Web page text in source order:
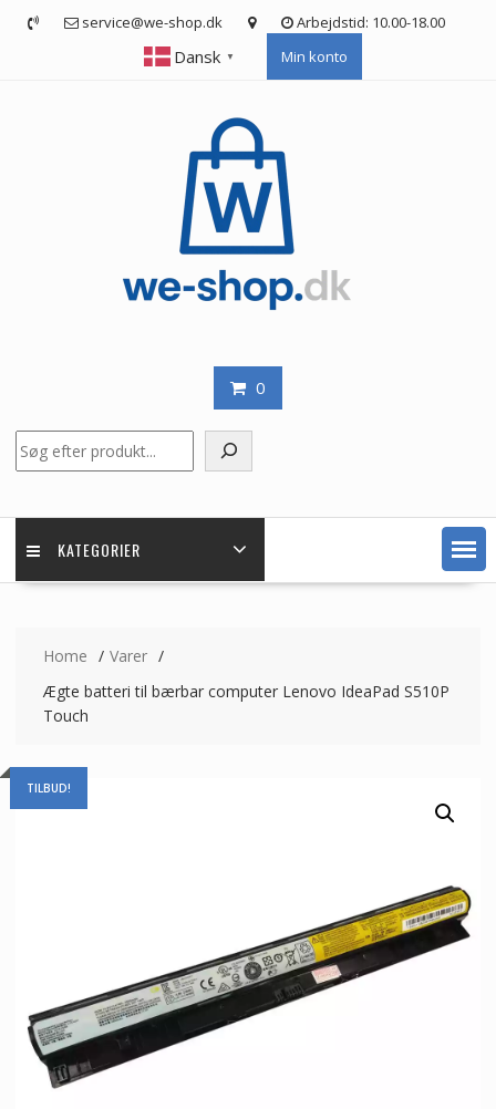
service@we-shop.dk Arbejdstid: 10.00-18.00
Dansk ▼ Min konto
0
KATEGORIER
Home
Varer
Ægte batteri til bærbar computer Lenovo IdeaPad S510P
Touch
TILBUD!